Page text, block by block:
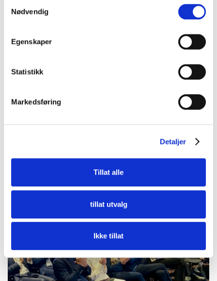
Nødvendig
Egenskaper
Statistikk
Markedsføring
Detaljer
Tillat alle
tillat utvalg
Ikke tillat
inspirasjon og gode samtaler. Filipstad Brygge 1 er et
fantastisk eksempel på hvordan vi kan fornye eksisterende
bygg og samtidig heve kvaliteten på byliv og miljø. Jeg vil
minne om vår omfattende verktøykasse med veiledere og
rapporter. Dette er mange år med kunnskap satt i system,
som vi oppfordrer dere til å bruke, sa Tone Tellevik Dahl.